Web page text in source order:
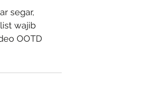
segar,
wajib
OOTD